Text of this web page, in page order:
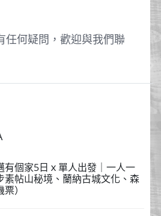
任何疑問，歡迎與我們聯
有個家5日ｘ單人出發｜一人一
素帖山秘境、蘭納古城文化、森
）